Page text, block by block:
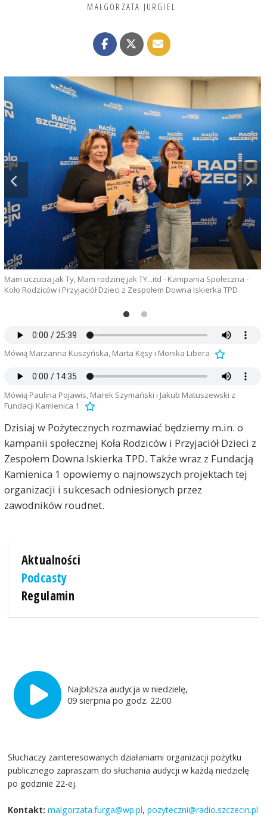
MAŁGORZATA JURGIEL
Mam uczucia jak Ty, Mam rodzinę jak TY...itd - Kampania Społeczna -
Koło Rodziców i Przyjaciół Dzieci z Zespołem Downa Iskierka TPD
Mówią Marzanna Kuszyńska, Marta Kęsy i Monika Libera
Mówią Paulina Pojawis, Marek Szymański i Jakub Matuszewski z
Fundacji Kamienica 1
Dzisiaj w Pożytecznych rozmawiać będziemy m.in. o
kampanii społecznej Koła Rodziców i Przyjaciół Dzieci z
Zespołem Downa Iskierka TPD. Także wraz z Fundacją
Kamienica 1 opowiemy o najnowszych projektach tej
organizacji i sukcesach odniesionych przez
zawodników roudnet.
Aktualności
Podcasty
Regulamin
Najbliższa audycja w niedzielę,
09 sierpnia po godz. 22:00
Słuchaczy zainteresowanych działaniami organizacji pożytku
publicznego zapraszam do słuchania audycji w każdą niedzielę
po godzinie 22-ej.
Kontakt: malgorzata.furga@wp.pl,pozyteczni@radio.szczecin.pl